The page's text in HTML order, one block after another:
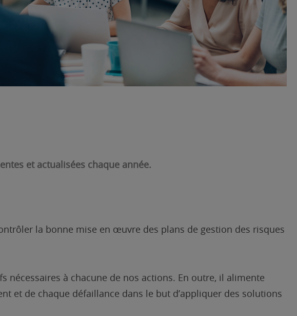
et actualisées chaque année.
la bonne mise en œuvre des plans de gestion des risques
à chacune de nos actions. En outre, il alimente
et de chaque défaillance dans le but d’appliquer des solutions